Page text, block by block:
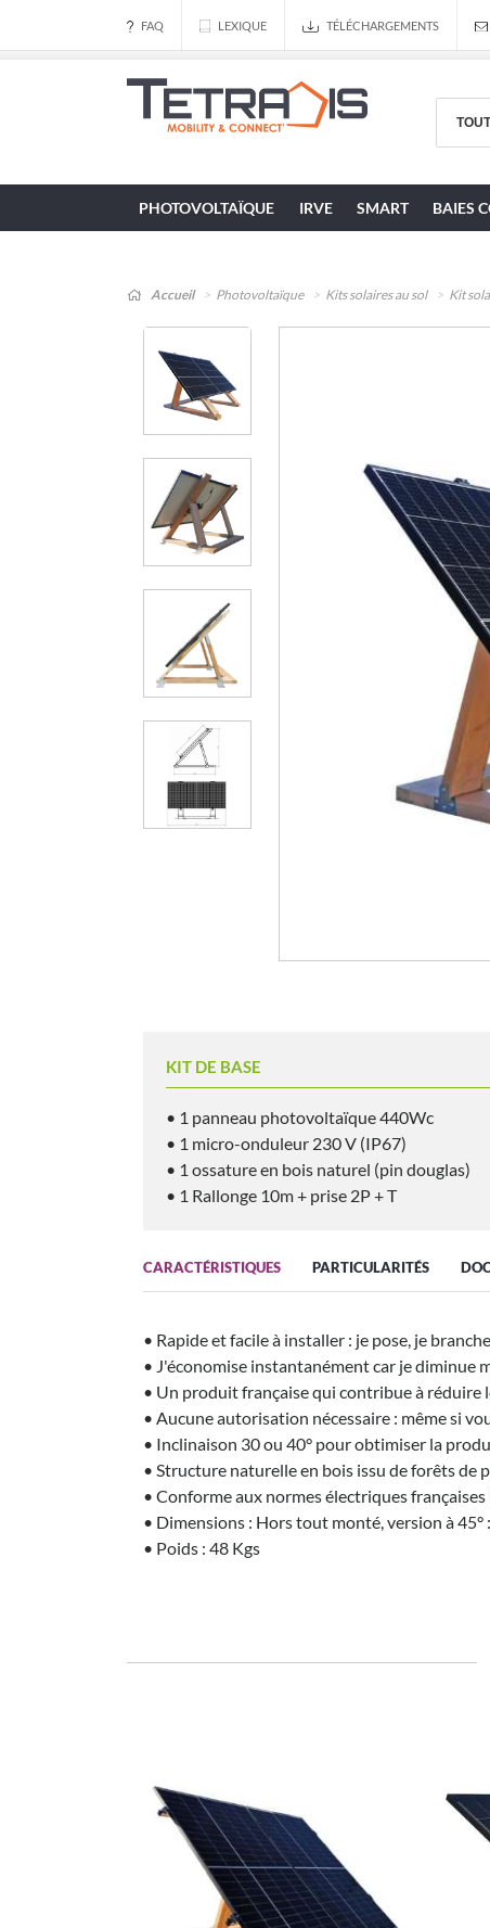
FAQ LEXIQUE TÉLÉCHARGEMENTS
PHOTOVOLTAÏQUE IRVE SMART BAIES
Accueil Photovoltaïque Kits solaires au sol Kit
KIT DE BASE
• 1 panneau photovoltaïque 440Wc
• 1 micro-onduleur 230 V (IP67)
• 1 ossature en bois naturel (pin douglas)
• 1 Rallonge 10m + prise 2P + T
CARACTÉRISTIQUES PARTICULARITÉS
• Rapide et facile à installer : je pose, je
• J'économise instantanément car je diminue
• Un produit française qui contribue à réduire
• Aucune autorisation nécessaire : même si
• Inclinaison 30 ou 40° pour obtimiser la
• Structure naturelle en bois issu de forêts de
• Conforme aux normes électriques
• Dimensions : Hors tout monté, version à
• Poids : 48 Kgs